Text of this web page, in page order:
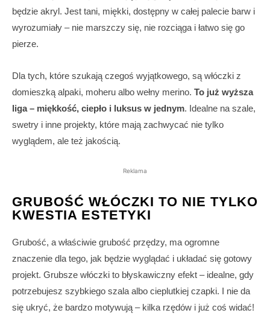
będzie akryl. Jest tani, miękki, dostępny w całej palecie barw i
wyrozumiały – nie marszczy się, nie rozciąga i łatwo się go
pierze.
Dla tych, które szukają czegoś wyjątkowego, są włóczki z
domieszką alpaki, moheru albo wełny merino. To już wyższa
liga – miękkość, ciepło i luksus w jednym. Idealne na szale,
swetry i inne projekty, które mają zachwycać nie tylko
wyglądem, ale też jakością.
Reklama
GRUBOŚĆ WŁÓCZKI TO NIE TYLKO
KWESTIA ESTETYKI
Grubość, a właściwie grubość przędzy, ma ogromne
znaczenie dla tego, jak będzie wyglądać i układać się gotowy
projekt. Grubsze włóczki to błyskawiczny efekt – idealne, gdy
potrzebujesz szybkiego szala albo cieplutkiej czapki. I nie da
się ukryć, że bardzo motywują – kilka rzędów i już coś widać!